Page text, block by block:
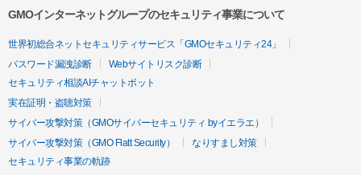
GMOインターネットグループのセキュリティ事業について
世界初総合ネットセキュリティサービス「GMOセキュリティ24」
パスワード漏洩診断
Webサイトリスク診断
セキュリティ相談AIチャットボット
実在証明・盗聴対策
サイバー攻撃対策（GMOサイバーセキュリティ byイエラエ）
サイバー攻撃対策（GMO Flatt Security）
なりすまし対策
セキュリティ事業の軌跡